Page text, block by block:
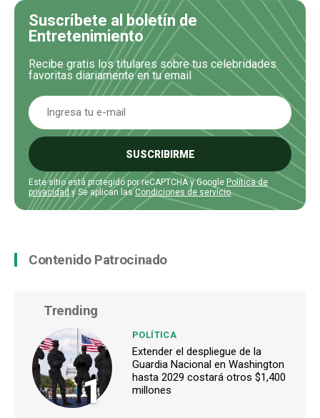
Suscríbete al boletín de
Entretenimiento
Recibe gratis los titulares sobre tus celebridades
favoritas diariamente en tu email
SUSCRIBIRME
Este sitio está protegido por reCAPTCHA y Google Política de
privacidad y Se aplican lasCondiciones de servicio.
Contenido Patrocinado
Trending
1
POLÍTICA
Extender el despliegue de la
Guardia Nacional en Washington
hasta 2029 costará otros $1,400
millones